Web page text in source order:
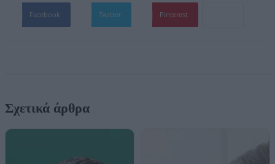
Facebook Twitter Pinterest
Σχετικά άρθρα